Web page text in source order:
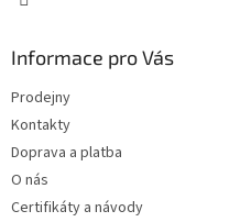
Informace pro Vás
Prodejny
Kontakty
Doprava a platba
O nás
Certifikáty a návody